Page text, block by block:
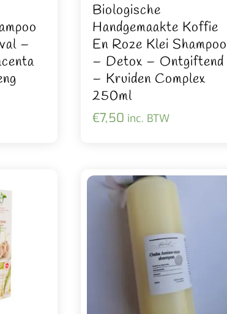
–
Biologische
Handgemaakte Koffie
En Roze Klei Shampoo
– Detox – Ontgiftend
– Kruiden Complex
250ml
€7,50 inc. BTW